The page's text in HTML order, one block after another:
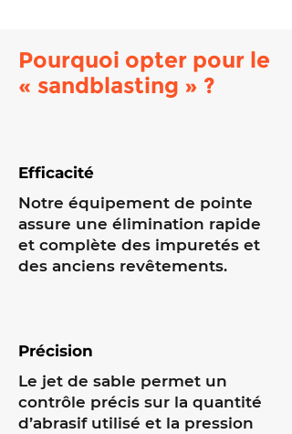
Pourquoi opter pour le
« sandblasting » ?
Efficacité
Notre équipement de pointe
assure une élimination rapide
et complète des impuretés et
des anciens revêtements.
Précision
Le jet de sable permet un
contrôle précis sur la quantité
d’abrasif utilisé et la pression